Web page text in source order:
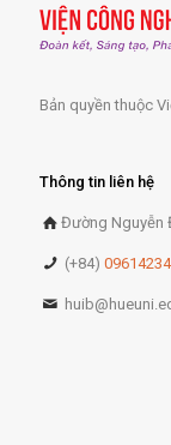
Bản quyền thuộc
Thông tin liên hệ
Đường Nguyễn
(+84)